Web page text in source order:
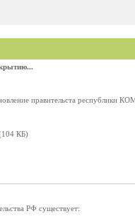
правительста республики
КБ)
РФ существует: